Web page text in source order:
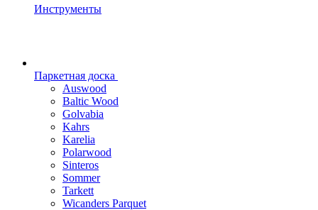
Инструменты
Паркетная доска
Auswood
Baltic Wood
Golvabia
Kahrs
Karelia
Polarwood
Sinteros
Sommer
Tarkett
Wicanders Parquet